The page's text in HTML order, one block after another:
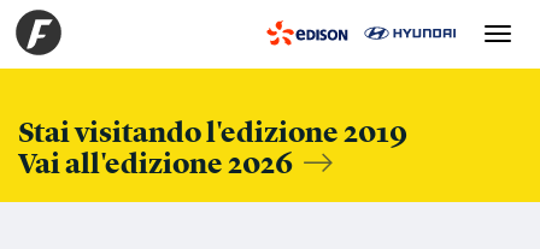
Stai visitando l'edizione 2019
Vai all'edizione 2026
Toggle